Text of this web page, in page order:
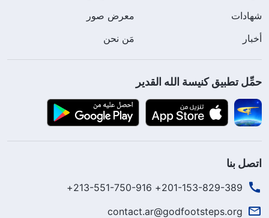
شهادات
معرض صور
أخبار
مَن نحن
حمِّل تطبيق كنيسة الله القدير
اتصل بنا
201-153-829-389+ 213-551-750-916+
contact.ar@godfootsteps.org